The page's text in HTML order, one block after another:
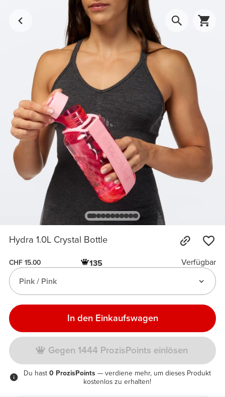
Hydra 1.0L Crystal Bottle
CHF 15.00 135
Verfügbar
Pink / Pink
In den Einkaufswagen
Gegen 1444 ProzisPoints einlösen
Du hast 0 ProzisPoints — verdiene mehr, um dieses Produkt
kostenlos zu erhalten!